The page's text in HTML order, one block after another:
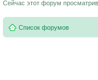
Сейчас этот форум
Список форумов